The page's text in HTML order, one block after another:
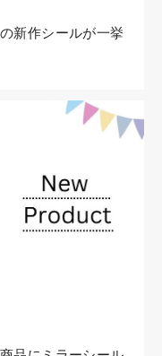
新作シールが一挙